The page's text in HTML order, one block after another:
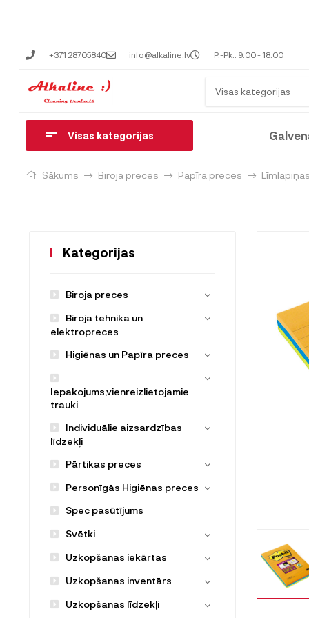
+371 28705840 info@alkaline.lv P.-Pk.: 9:00 - 18:00
Visas kategorijas
Visas kategorijas
Sākums Biroja preces Papīra preces Līmlapiņas
Kategorijas
Biroja preces
Biroja tehnika un
elektropreces
Higiēnas un Papīra preces
Iepakojums,vienreizlietojamie
trauki
Individuālie aizsardzības
līdzekļi
Pārtikas preces
Personīgās Higiēnas preces
Spec pasūtījums
Svētki
Uzkopšanas iekārtas
Uzkopšanas inventārs
Uzkopšanas līdzekļi